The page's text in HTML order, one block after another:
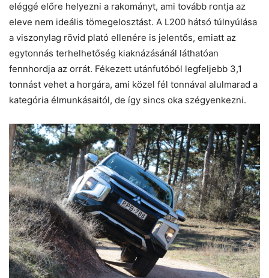
eléggé előre helyezni a rakományt, ami tovább rontja az
eleve nem ideális tömegelosztást. A L200 hátsó túlnyúlása
a viszonylag rövid plató ellenére is jelentős, emiatt az
egytonnás terhelhetőség kiaknázásánál láthatóan
fennhordja az orrát. Fékezett utánfutóból legfeljebb 3,1
tonnást vehet a horgára, ami közel fél tonnával alulmarad a
kategória élmunkásaitól, de így sincs oka szégyenkezni.